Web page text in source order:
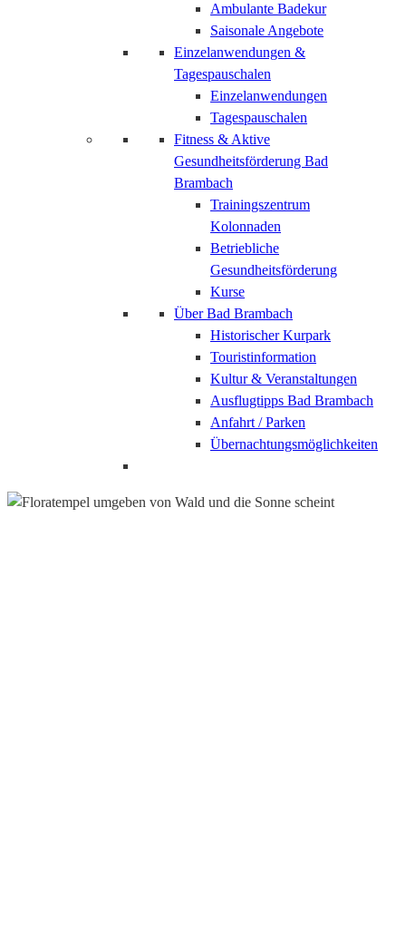
Ambulante Badekur
Saisonale Angebote
Einzelanwendungen &
Tagespauschalen
Einzelanwendungen
Tagespauschalen
Fitness & Aktive
Gesundheitsförderung Bad
Brambach
Trainingszentrum
Kolonnaden
Betriebliche
Gesundheitsförderung
Kurse
Über Bad Brambach
Historischer Kurpark
Touristinformation
Kultur & Veranstaltungen
Ausflugtipps Bad Brambach
Anfahrt / Parken
Übernachtungsmöglichkeiten